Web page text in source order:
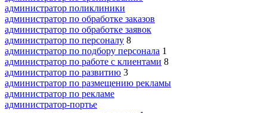
администратор поликлиники
администратор по обработке заказов
администратор по обработке заявок
администратор по персоналу 8
администратор по подбору персонала 1
администратор по работе с клиентами 8
администратор по развитию 3
администратор по размещению рекламы
администратор по рекламе
администратор-портье